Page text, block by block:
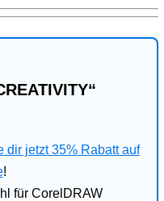
dir jetzt 35% Rabatt auf
!
für CorelDRAW